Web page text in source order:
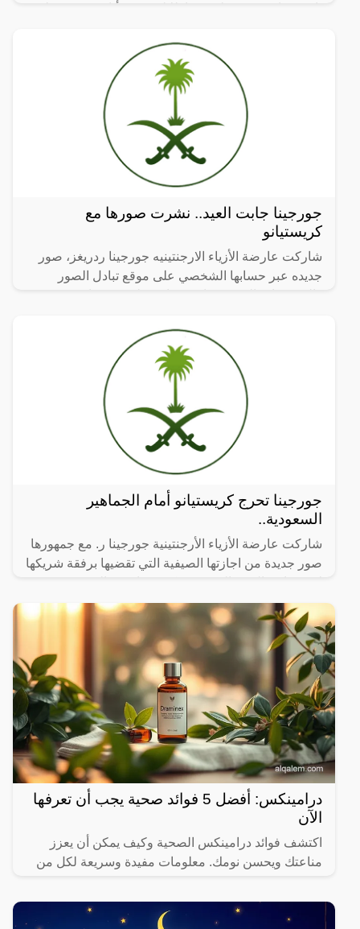
جورجينا جابت العيد.. نشرت صورها مع
كريستيانو
شاركت عارضة الأزياء الارجنتينيه جورجينا ردريغز، صور
جديده عبر حسابها الشخصي على موقع تبادل الصور
جورجينا تحرج كريستيانو أمام الجماهير
السعودية..
شاركت عارضة الأزياء الأرجنتينية جورجينا ر. مع جمهورها
صور جديدة من اجازتها الصيفية التي تقضيها برفقة شريكها
درامينكس: أفضل 5 فوائد صحية يجب أن تعرفها
الآن
اكتشف فوائد درامينكس الصحية وكيف يمكن أن يعزز
مناعتك ويحسن نومك. معلومات مفيدة وسريعة لكل من